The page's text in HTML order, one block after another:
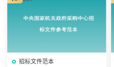
招标文件范本